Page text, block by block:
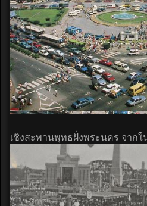
เชิงสะพานพุทธฝั่งพระนคร จากใ